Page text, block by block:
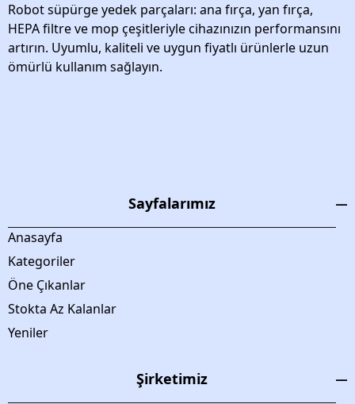
Robot süpürge yedek parçaları: ana fırça, yan fırça,
HEPA filtre ve mop çeşitleriyle cihazınızın performansını
artırın. Uyumlu, kaliteli ve uygun fiyatlı ürünlerle uzun
ömürlü kullanım sağlayın.
Sayfalarımız
Anasayfa
Kategoriler
Öne Çıkanlar
Stokta Az Kalanlar
Yeniler
Şirketimiz